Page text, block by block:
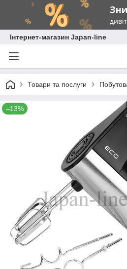
Інтернет-магазин Japan-line
Товари та послуги
–13%